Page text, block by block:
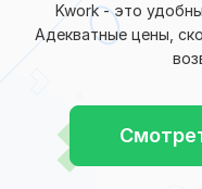
Kwork - это
Адекватные цены,